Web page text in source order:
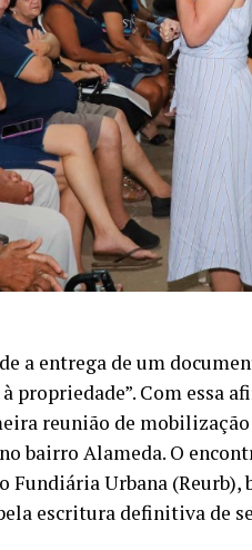
a entrega de um
Com essa
reunião de mobilização
bairro Alameda. O
Urbana (Reurb),
escritura definitiva de